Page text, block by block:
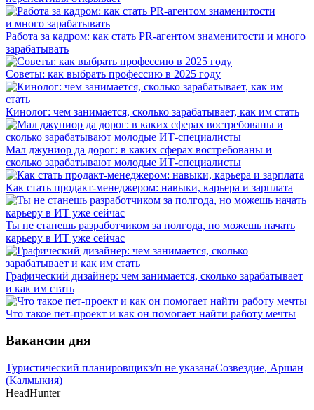
Работа за кадром: как стать PR-агентом знаменитости и много
зарабатывать
Советы: как выбрать профессию в 2025 году
Кинолог: чем занимается, сколько зарабатывает, как им стать
Мал джуниор да дорог: в каких сферах востребованы и
сколько зарабатывают молодые ИТ-специалисты
Как стать продакт-менеджером: навыки, карьера и зарплата
Ты не станешь разработчиком за полгода, но можешь начать
карьеру в ИТ уже сейчас
Графический дизайнер: чем занимается, сколько зарабатывает
и как им стать
Что такое пет-проект и как он помогает найти работу мечты
Вакансии дня
Туристический планировщикз/п не указанаСозвездие, Аршан
(Калмыкия)
HeadHunter